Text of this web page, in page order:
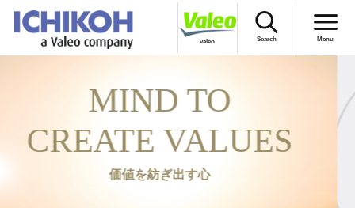
valeo Search Menu
市光のトビラ
製品情報
会社情報